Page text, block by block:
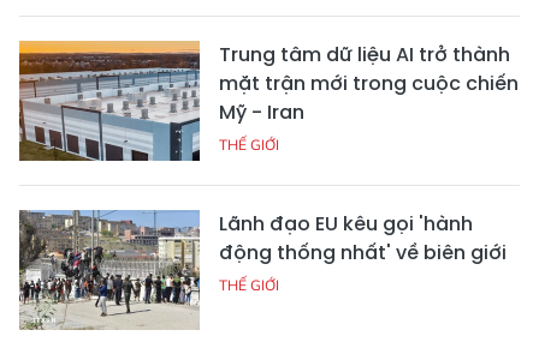
Trung tâm dữ liệu AI trở thành
mặt trận mới trong cuộc chiến
Mỹ - Iran
THẾ GIỚI
Lãnh đạo EU kêu gọi 'hành
động thống nhất' về biên giới
THẾ GIỚI